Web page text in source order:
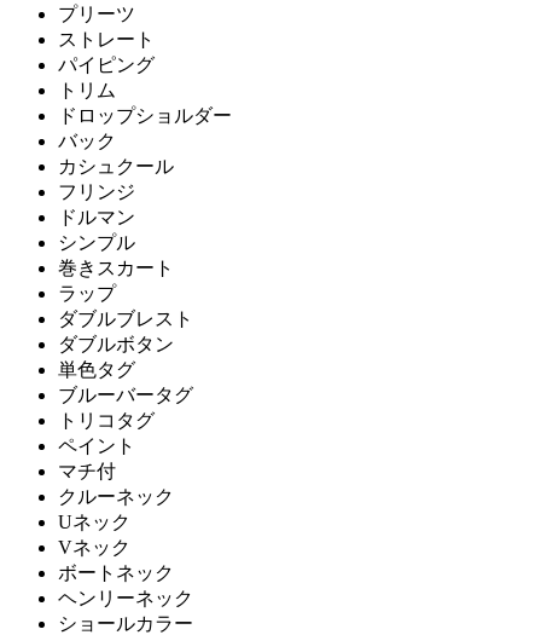
プリーツ
ストレート
パイピング
トリム
ドロップショルダー
バック
カシュクール
フリンジ
ドルマン
シンプル
巻きスカート
ラップ
ダブルブレスト
ダブルボタン
単色タグ
ブルーバータグ
トリコタグ
ペイント
マチ付
クルーネック
Uネック
Vネック
ボートネック
ヘンリーネック
ショールカラー